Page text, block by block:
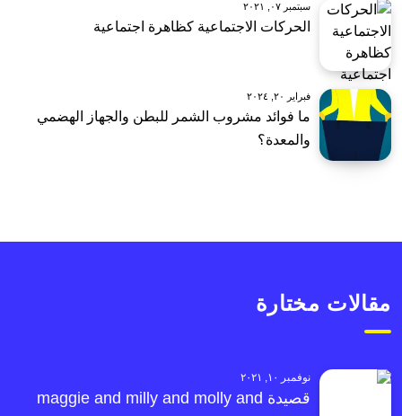
سبتمبر ٠٧, ٢٠٢١
الحركات الاجتماعية كظاهرة اجتماعية
فبراير ٢٠, ٢٠٢٤
ما فوائد مشروب الشمر للبطن والجهاز الهضمي
والمعدة؟
مقالات مختارة
نوفمبر ١٠, ٢٠٢١
قصيدة maggie and milly and molly and